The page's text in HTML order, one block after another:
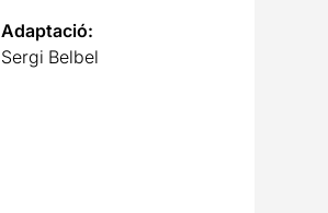
Adaptació:
Sergi Belbel